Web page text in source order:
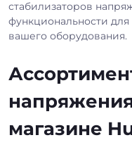
стабилизаторов
функциональности
вашего оборудования.
магазине